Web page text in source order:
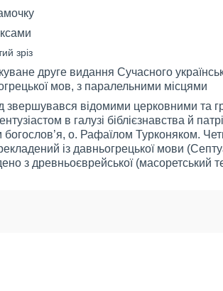
зріз
друге видання Сучасного
мов, з паралельними місцями
звершувався відомими церковними та
в галузі біблієзнавства й
богослов’я, о. Рафаїлом Турконяком.
із давньогрецької мови
з древньоєврейської (масоретський